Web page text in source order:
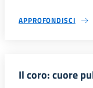
APPROFONDISCI
Il coro: cuore